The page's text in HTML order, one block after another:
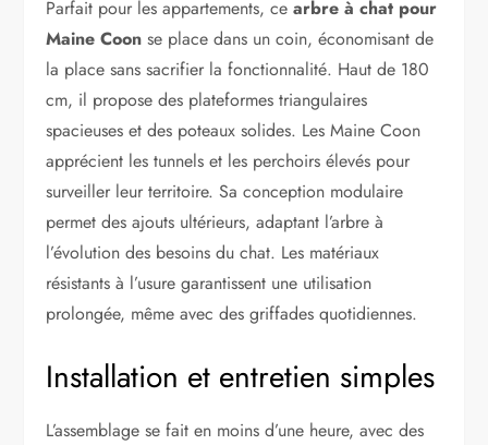
Parfait pour les appartements, cearbre à chat pour
Maine Coon se place dans un coin, économisant de
la place sans sacrifier la fonctionnalité. Haut de 180
cm, il propose des plateformes triangulaires
spacieuses et des poteaux solides. Les Maine Coon
apprécient les tunnels et les perchoirs élevés pour
surveiller leur territoire. Sa conception modulaire
permet des ajouts ultérieurs, adaptant l’arbre à
l’évolution des besoins du chat. Les matériaux
résistants à l’usure garantissent une utilisation
prolongée, même avec des griffades quotidiennes.
Installation et entretien simples
L’assemblage se fait en moins d’une heure, avec des